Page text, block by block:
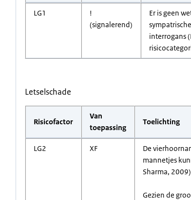
LG1
!
(signalerend)
Er is geen
interrogans
Letselschade
Risicofactor
Van
toepassing
Toelichting
LG2 XF
De
mannetjes
Sharma,
Gezien de